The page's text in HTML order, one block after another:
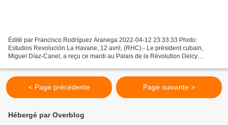
Édité par Francisco Rodríguez Aranega 2022-04-12 23:33:33 Photo:
Estudios Revolución La Havane, 12 avril, (RHC).- Le président cubain,
Miguel Díaz-Canel, a reçu ce mardi au Palais de la Révolution Delcy
< Page précédente Page suivante >
Hébergé par Overblog